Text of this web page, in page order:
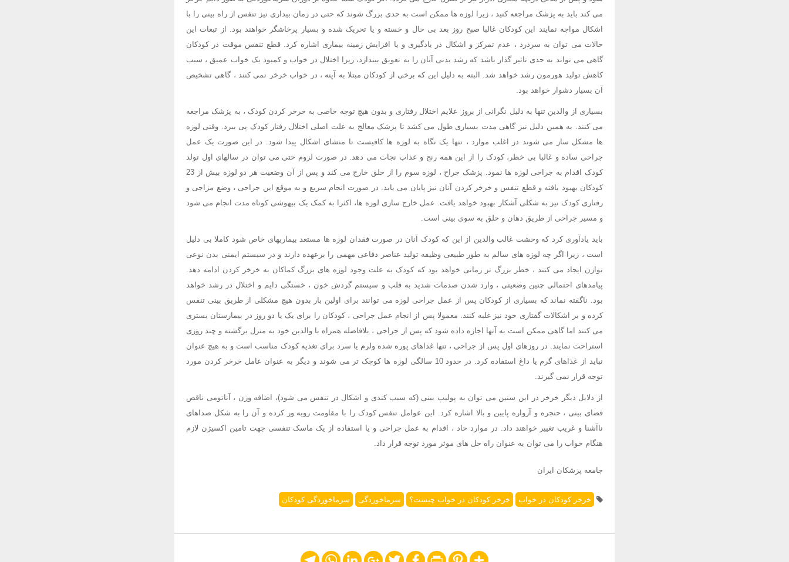
می کند باید به پزشک مراجعه کنید ، زیرا لوزه ها ممکن است به حدی بزرگ شوند که حتی در زمان بیداری نیز تنفس از راه بینی را با
اشکال مواجه نمایند این کودکان غالبا صبح روز بعد بی حال و خسته و یا تحریک شده و بسیار پرخاشگر خواهند بود. از تبعات این
حالات می توان به سردرد ، عدم تمرکز و اشکال در یادگیری و یا افزایش زمینه بیماری اشاره کرد. قطع تنفس موقت در کودکان
گاهی می تواند به حدی تاثیر گذار باشد که رشد بدنی آنان را به تعویق بیندازد، زیرا اختلال در خواب و کمبود یک خواب عمیق ، سبب
کاهش تولید هورمون رشد خواهد شد. البته به دلیل این که برخی از کودکان مبتلا به آپنه ، در خواب خرخر نمی کنند ، گاهی تشخیص
آن بسیار دشوار خواهد بود.
بسیاری از والدین تنها به دلیل نگرانی از بروز علایم اختلال رفتاری و بدون هیچ توجه خاصی به خرخر کردن کودک ، به پزشک مراجعه
می کنند. به همین دلیل نیز گاهی مدت بسیاری طول می کشد تا پزشک معالج به علت اصلی اختلال رفتار کودک پی ببرد. وقتی لوزه
ها مشکل ساز می شوند در اغلب موارد ، تنها یک نگاه به لوزه ها کافیست تا منشای اشکال پیدا شود. در این صورت یک عمل
جراحی ساده و غالبا بی خطر، کودک را از این همه رنج و عذاب نجات می دهد. در صورت لزوم حتی می توان در سالهای اول تولد
کودک اقدام به جراحی لوزه ها نمود. پزشک جراح ، لوزه سوم را از حلق خارج می کند و پس از آن وضعیت هر دو لوزه بیش از 23
کودکان بهبود یافته و قطع تنفس و خرخر کردن آنان نیز پایان می یابد. در صورت انجام سریع و به موقع این جراحی ، وضع مزاجی و
رفتاری کودک نیز به شکلی آشکار بهبود خواهد یافت. عمل خارج سازی لوزه ها، اکثرا به کمک یک بیهوشی کوتاه مدت انجام می شود
و مسیر جراحی از طریق دهان و حلق به سوی بینی است.
باید یادآوری کرد که وحشت غالب والدین از این که کودک آنان در صورت فقدان لوزه ها مستعد بیماریهای خاص شود کاملا بی دلیل
است ، زیرا اگر چه لوزه های سالم به طور طبیعی وظیفه تولید عناصر دفاعی مهمی را برعهده دارند و در سیستم ایمنی بدن نوعی
توازن ایجاد می کنند ، خطر بزرگ تر زمانی خواهد بود که کودک به علت وجود لوزه های بزرگ کماکان به خرخر کردن ادامه دهد.
پیامدهای احتمالی چنین وضعیتی ، وارد شدن صدمات شدید به قلب و سیستم گردش خون ، خستگی دایم و اختلال در رشد خواهد
بود. ناگفته نماند که بسیاری از کودکان پس از عمل جراحی لوزه می توانند برای اولین بار بدون هیچ مشکلی از طریق بینی تنفس
کرده و بر اشکالات گفتاری خود نیز غلبه کنند. معمولا پس از انجام عمل جراحی ، کودکان را برای یک یا دو روز در بیمارستان بستری
می کنند اما گاهی ممکن است به آنها اجازه داده شود که پس از جراحی ، بلافاصله همراه با والدین خود به منزل برگشته و چند روزی
استراحت نمایند. در روزهای اول پس از جراحی ، تنها غذاهای پوره شده ولرم یا سرد برای تغذیه کودک مناسب است و به هیچ عنوان
نباید از غذاهای گرم یا داغ استفاده کرد. در حدود 10 سالگی لوزه ها کوچک تر می شوند و دیگر به عنوان عامل خرخر کردن مورد
توجه قرار نمی گیرند.
از دلایل دیگر خرخر در این سنین می توان به پولیپ بینی (که سبب کندی و اشکال در تنفس می شود)، اضافه وزن ، آناتومی ناقص
فضای بینی ، حنجره و آرواره پایین و بالا اشاره کرد. این عوامل تنفس کودک را با مقاومت روبه ور کرده و آن را به شکل صداهای
ناآشنا و غریب تغییر خواهند داد. در موارد حاد ، اقدام به عمل جراحی و یا استفاده از یک ماسک تنفسی جهت تامین اکسیژن لازم
هنگام خواب را می توان به عنوان راه حل های موثر مورد توجه قرار داد.
جامعه پزشکان ایران
خرخر کودکان در خواب خرخر کودکان در خواب چیست؟ سرماخوردگی سرماخوردگی کودکان
Share
Pinterest
Print
Facebook
Twitter
Google+
LinkedIn
WhatsApp
Telegram